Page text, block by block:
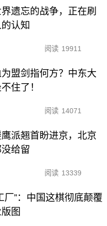
遗忘的战争，正在刷
认知
阅读 19911
盟剑指何方？中东大
住了！
阅读 14071
派翘首盼进京，北京
给留
阅读 13339
厂”：中国这棋彻底颠覆
图